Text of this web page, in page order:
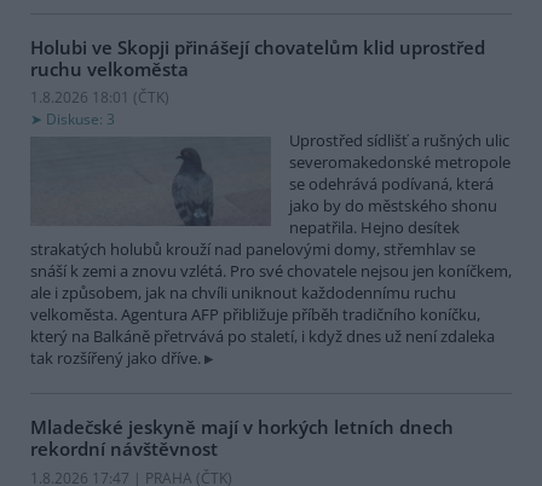
Holubi ve Skopji přinášejí chovatelům klid uprostřed
ruchu velkoměsta
1.8.2026 18:01 (ČTK)
Diskuse: 3
Uprostřed sídlišť a rušných ulic
severomakedonské metropole
se odehrává podívaná, která
jako by do městského shonu
nepatřila. Hejno desítek
strakatých holubů krouží nad panelovými domy, střemhlav se
snáší k zemi a znovu vzlétá. Pro své chovatele nejsou jen koníčkem,
ale i způsobem, jak na chvíli uniknout každodennímu ruchu
velkoměsta. Agentura AFP přibližuje příběh tradičního koníčku,
který na Balkáně přetrvává po staletí, i když dnes už není zdaleka
tak rozšířený jako dříve.
Mladečské jeskyně mají v horkých letních dnech
rekordní návštěvnost
1.8.2026 17:47 | PRAHA (ČTK)